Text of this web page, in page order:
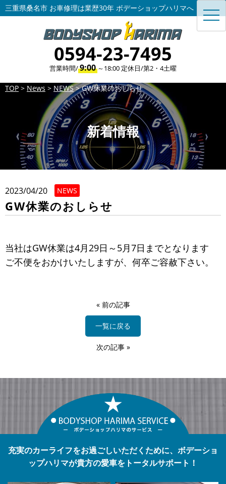
三重県桑名市 お車修理は業歴30年 ボデーショップハリマへ
0594-23-7495
営業時間/9:00～18:00 定休日/第2・4土曜
TOP > News > NEWS>GW休業のおしらせ
新着情報
2023/04/20 NEWS
GW休業のおしらせ
当社はGW休業は4月29日～5月7日までとなります
ご不便をおかけいたしますが、何卒ご容赦下さい。
« 前の記事
一覧に戻る
次の記事»
充実のカーライフをお過ごしいただくために、ボデーショ
ップハリマが貴方の愛車をトータルサポート！